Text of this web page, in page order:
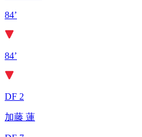
84’
84’
DF 2
加藤 蓮